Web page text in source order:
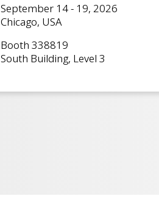
September 14 - 19, 2026
Chicago, USA
Booth 338819
South Building, Level 3